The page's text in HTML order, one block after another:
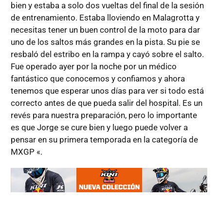
bien y estaba a solo dos vueltas del final de la sesión
de entrenamiento. Estaba lloviendo en Malagrotta y
necesitas tener un buen control de la moto para dar
uno de los saltos más grandes en la pista. Su pie se
resbaló del estribo en la rampa y cayó sobre el salto.
Fue operado ayer por la noche por un médico
fantástico que conocemos y confiamos y ahora
tenemos que esperar unos días para ver si todo está
correcto antes de que pueda salir del hospital. Es un
revés para nuestra preparación, pero lo importante
es que Jorge se cure bien y luego puede volver a
pensar en su primera temporada en la categoría de
MXGP «.